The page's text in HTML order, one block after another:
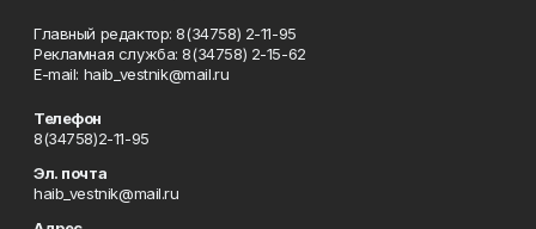
Главный редактор: 8(34758) 2-11-95
Рекламная служба: 8(34758) 2-15-62
Е-mаil: haib_vestnik@mail.ru
Телефон
8(34758)2-11-95
Эл. почта
haib_vestnik@mail.ru